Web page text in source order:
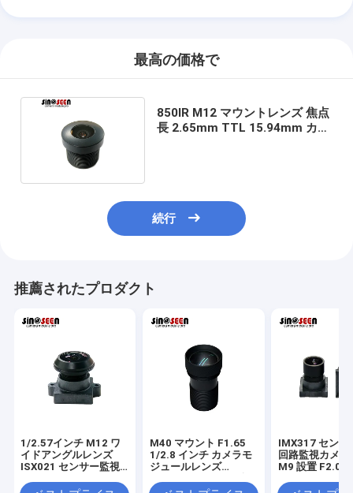
最高の価格で
850IR M12 マウントレンズ 焦点
長 2.65mm TTL 15.94mm カメ
続行
推薦されたプロダクト
1/2.57インチ M12 ワ
イドアングルレンズ
ISX021 センサー監視
M40 マウント F1.65
1/2.8 インチ カメラモ
ジュールレンズ
カメラ
IMX317 センサ
回路監視カメラ
M9 設置 F2.0